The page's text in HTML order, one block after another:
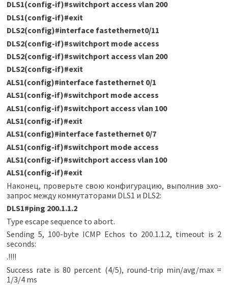
DLS1(config-if)#switchport access vlan 200
DLS1(config-if)#exit
DLS2(config)#interface fastethernet0/11
DLS2(config-if)#switchport mode access
DLS2(config-if)#switchport access vlan 200
DLS2(config-if)#exit
ALS1(config)#interface fastethernet 0/1
ALS1(config-if)#switchport mode access
ALS1(config-if)#switchport access vlan 100
ALS1(config-if)#exit
ALS1(config)#interface fastethernet 0/7
ALS1(config-if)#switchport mode access
ALS1(config-if)#switchport access vlan 100
ALS1(config-if)#exit
Наконец, проверьте свою конфигурацию, выполнив эхо-
запрос между коммутаторами DLS1 и DLS2:
DLS1#ping 200.1.1.2
Type escape sequence to abort.
Sending 5, 100-byte ICMP Echos to 200.1.1.2, timeout is 2
seconds:
.!!!!
Success rate is 80 percent (4/5), round-trip min/avg/max =
1/3/4 ms